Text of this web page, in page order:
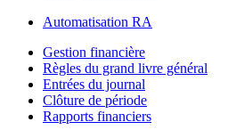
Automatisation RA
Gestion financière
Règles du grand livre général
Entrées du journal
Clôture de période
Rapports financiers